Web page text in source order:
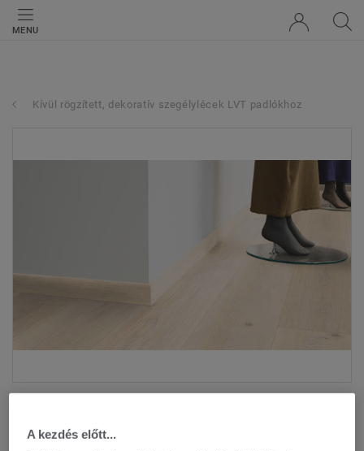
MENU
Kívül rögzített, dekoratív szegélylécek LVT padlókhoz
A kezdés előtt...